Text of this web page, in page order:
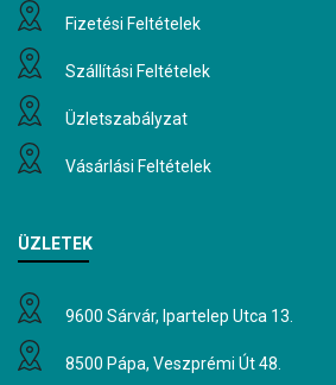
Fizetési Feltételek
Szállítási Feltételek
Üzletszabályzat
Vásárlási Feltételek
ÜZLETEK
9600 Sárvár, Ipartelep Utca 13.
8500 Pápa, Veszprémi Út 48.